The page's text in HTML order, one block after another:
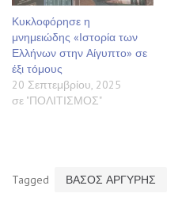
Κυκλοφόρησε η
μνημειώδης «Ιστορία των
Ελλήνων στην Αίγυπτο» σε
έξι τόμους
20 Σεπτεμβρίου, 2025
σε "ΠΟΛΙΤΙΣΜΟΣ"
Tagged ΒΑΣΟΣ ΑΡΓΥΡΗΣ